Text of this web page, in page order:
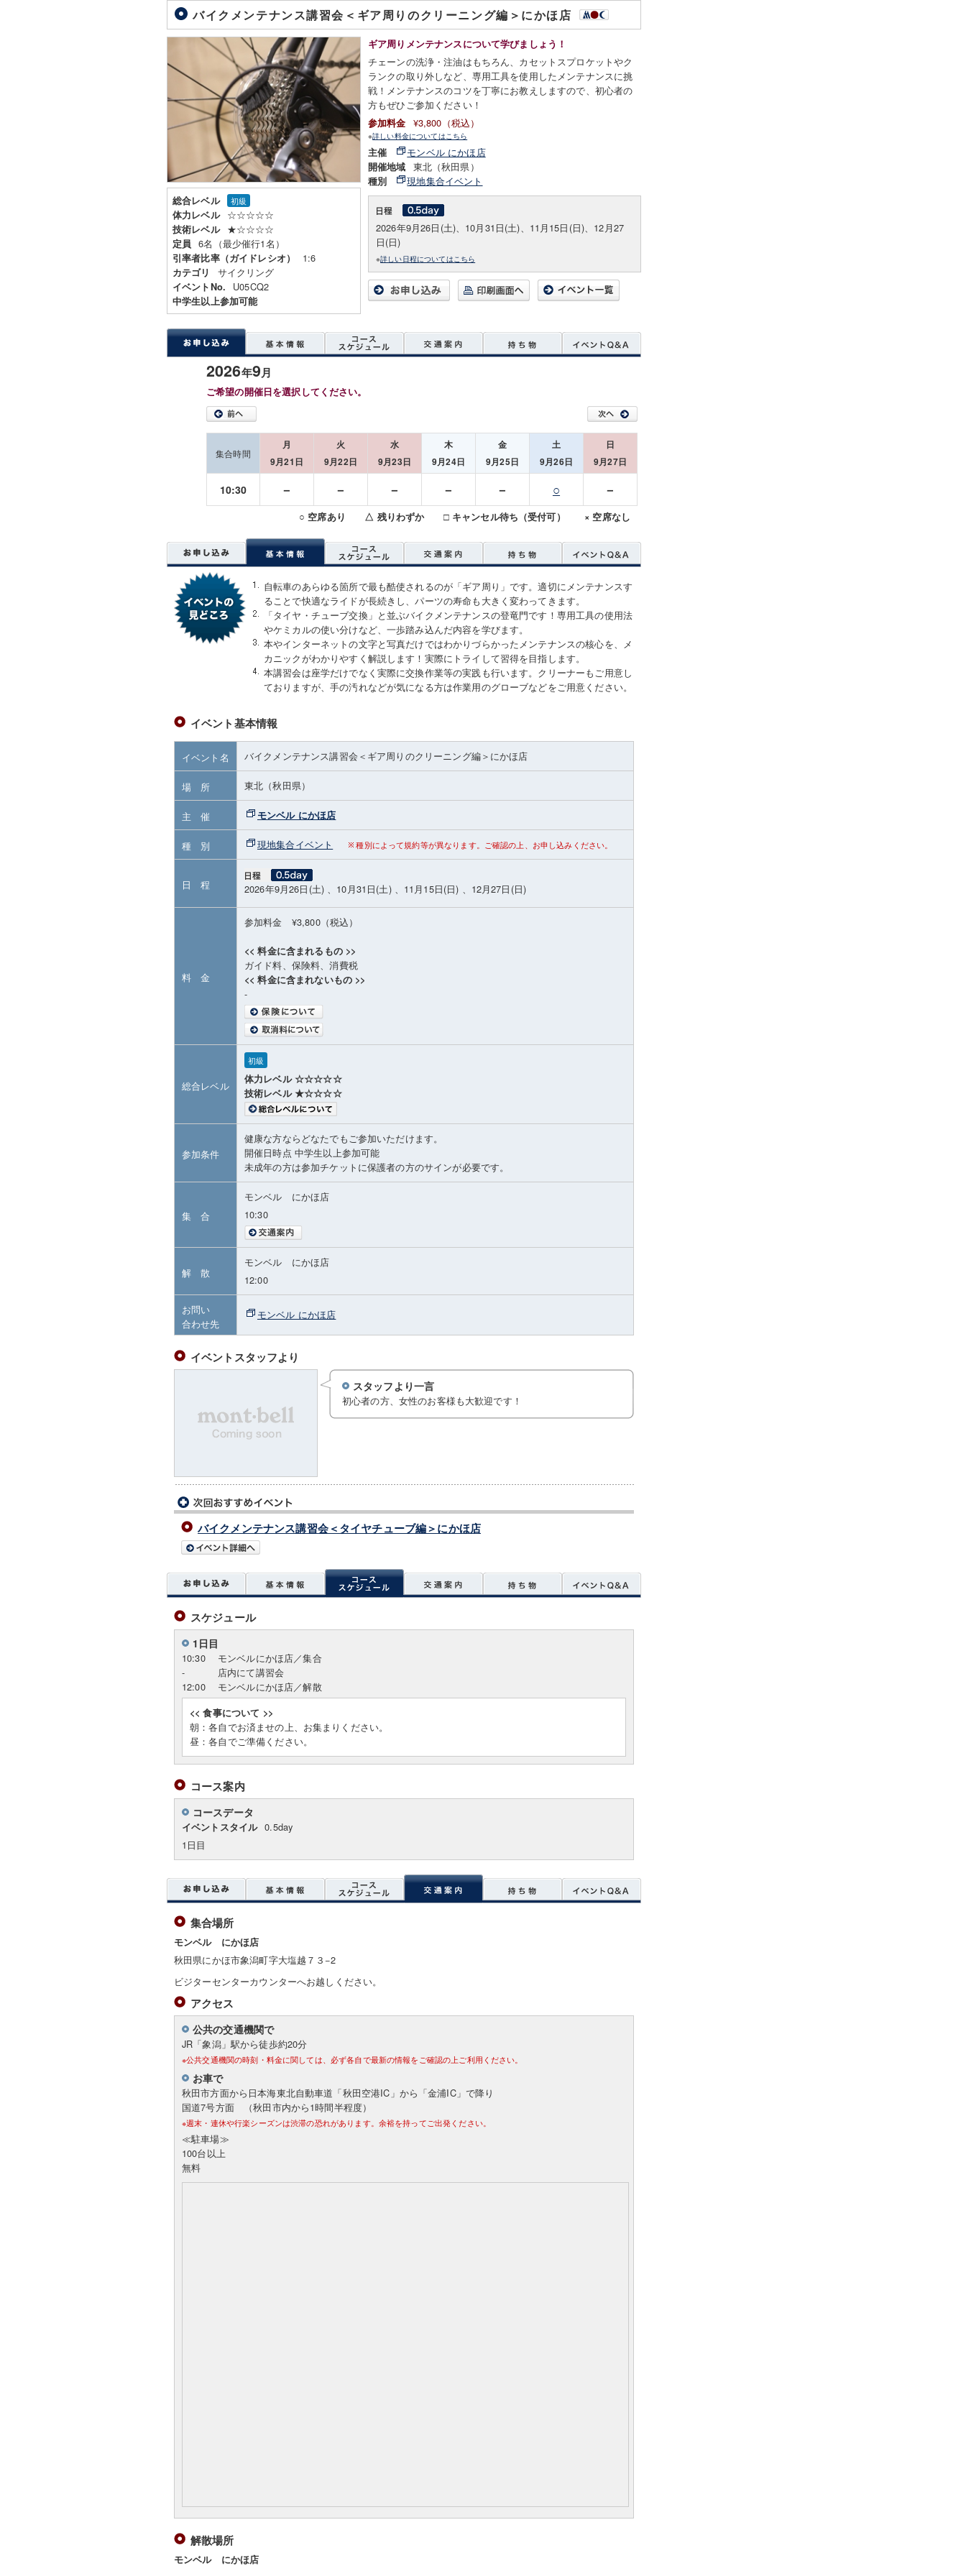
バイクメンテナンス講習会＜ギア周りのクリーニング編＞にかほ店
総合レベル 初級
体力レベル ☆☆☆☆☆
技術レベル ★☆☆☆☆
定員 6名（最少催行1名）
引率者比率（ガイドレシオ） 1:6
カテゴリ サイクリング
イベントNo. U05CQ2
中学生以上参加可能
ギア周りメンテナンスについて学びましょう！
チェーンの洗浄・注油はもちろん、カセットスプロケットやク
ランクの取り外しなど、専用工具を使用したメンテナンスに挑
戦！メンテナンスのコツを丁寧にお教えしますので、初心者の
方もぜひご参加ください！
参加料金 ¥3,800（税込）
※詳しい料金についてはこちら
主催 モンベル にかほ店
開催地域 東北（秋田県）
種別 現地集合イベント
2026年9月26日(土)、10月31日(土)、11月15日(日)、12月27
日(日)
※詳しい日程についてはこちら
2026年9月
ご希望の開催日を選択してください。
集合時間
月
9月21日
火
9月22日
水
9月23日
木
9月24日
金
9月25日
土
9月26日
日
9月27日
10:30 － － － － － ○ －
○ 空席あり △ 残りわずか □ キャンセル待ち（受付可） × 空席なし
自転車のあらゆる箇所で最も酷使されるのが「ギア周り」です。適切にメンテナンスす
ることで快適なライドが長続きし、パーツの寿命も大きく変わってきます。
「タイヤ・チューブ交換」と並ぶバイクメンテナンスの登竜門です！専用工具の使用法
やケミカルの使い分けなど、一歩踏み込んだ内容を学びます。
本やインターネットの文字と写真だけではわかりづらかったメンテナンスの核心を、メ
カニックがわかりやすく解説します！実際にトライして習得を目指します。
本講習会は座学だけでなく実際に交換作業等の実践も行います。クリーナーもご用意し
ておりますが、手の汚れなどが気になる方は作業用のグローブなどをご用意ください。
イベント基本情報
イベント名 バイクメンテナンス講習会＜ギア周りのクリーニング編＞にかほ店
場 所 東北（秋田県）
主 催 モンベル にかほ店
種 別 現地集合イベント 種別によって規約等が異なります。ご確認の上、お申し込みください。
日 程 2026年9月26日(土) 、10月31日(土) 、11月15日(日) 、12月27日(日)
料 金
参加料金 ¥3,800（税込）
<< 料金に含まれるもの >>
ガイド料、保険料、消費税
<< 料金に含まれないもの >>
-
総合レベル
初級
体力レベル ☆☆☆☆☆
技術レベル ★☆☆☆☆
参加条件
健康な方ならどなたでもご参加いただけます。
開催日時点 中学生以上参加可能
未成年の方は参加チケットに保護者の方のサインが必要です。
集 合
モンベル にかほ店
10:30
解 散
モンベル にかほ店
12:00
お問い
合わせ先
モンベル にかほ店
イベントスタッフより
スタッフより一言
初心者の方、女性のお客様も大歓迎です！
バイクメンテナンス講習会＜タイヤチューブ編＞にかほ店
スケジュール
1日目
10:30
モンベルにかほ店／集合
-
店内にて講習会
12:00
モンベルにかほ店／解散
<< 食事について >>
朝：各自でお済ませの上、お集まりください。
昼：各自でご準備ください。
コース案内
コースデータ
イベントスタイル 0.5day
1日目
集合場所
モンベル にかほ店
秋田県にかほ市象潟町字大塩越７３−2
ビジターセンターカウンターへお越しください。
アクセス
公共の交通機関で
JR「象潟」駅から徒歩約20分
※公共交通機関の時刻・料金に関しては、必ず各自で最新の情報をご確認の上ご利用ください。
お車で
秋田市方面から日本海東北自動車道「秋田空港IC」から「金浦IC」で降り
国道7号方面 （秋田市内から1時間半程度）
※週末・連休や行楽シーズンは渋滞の恐れがあります。余裕を持ってご出発ください。
≪駐車場≫
100台以上
無料
解散場所
モンベル にかほ店